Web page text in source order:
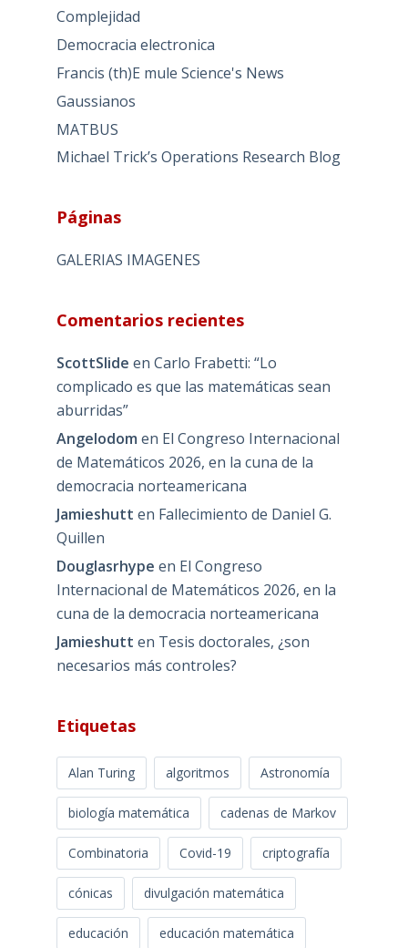
Complejidad
Democracia electronica
Francis (th)E mule Science's News
Gaussianos
MATBUS
Michael Trick’s Operations Research Blog
Páginas
GALERIAS IMAGENES
Comentarios recientes
ScottSlide en Carlo Frabetti: “Lo
complicado es que las matemáticas sean
aburridas”
Angelodom en El Congreso Internacional
de Matemáticos 2026, en la cuna de la
democracia norteamericana
Jamieshutt en Fallecimiento de Daniel G.
Quillen
Douglasrhype en El Congreso
Internacional de Matemáticos 2026, en la
cuna de la democracia norteamericana
Jamieshutt en Tesis doctorales, ¿son
necesarios más controles?
Etiquetas
Alan Turing algoritmos Astronomía
biología matemática cadenas de Markov
Combinatoria Covid-19 criptografía
cónicas divulgación matemática
educación educación matemática